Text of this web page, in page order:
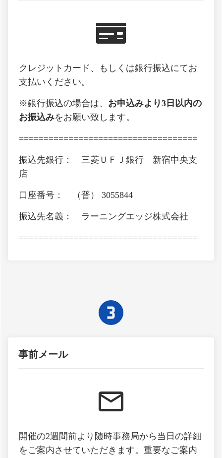
クレジットカード、もしくは銀行振込にてお
支払いください。
※銀行振込の場合は、 お申込みより3日以内の
お振込みをお願い致します。
====================================
振込先銀行： 三菱ＵＦＪ銀行 新宿中央支
店
口座番号： （普） 3055844
振込先名義： ラーニングエッジ株式会社
====================================
事前メール
開催の2週間前より随時事務局から当日の詳細
をご案内させていただきます。重要なご案内